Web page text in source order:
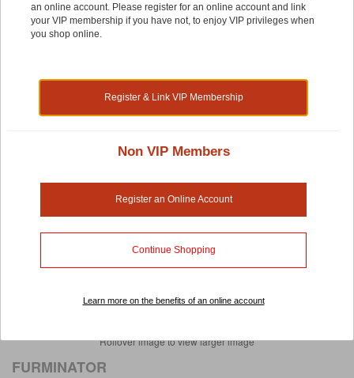
Rollover image to view larger image
FURMINATOR
an online account. Please register for an online account and link
your VIP membership if you have not, to enjoy VIP privileges when
you shop online.
Register & Link VIP Membership
Non VIP Members
Register an Online Account
Continue Shopping
Learn more on the benefits of an online account